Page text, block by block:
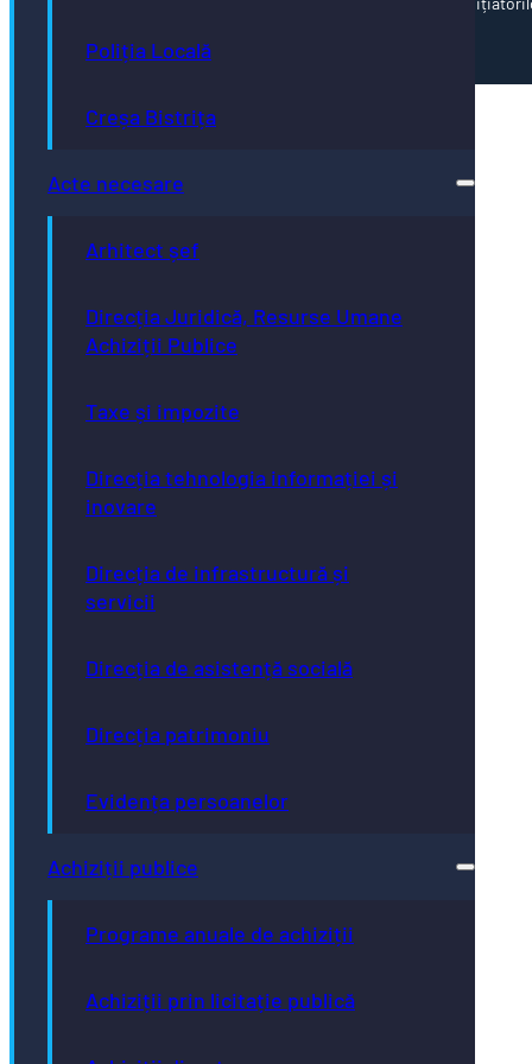
Poliția Locală
Creșa Bistrița
Acte necesare
Arhitect șef
Direcția Juridică, Resurse Umane
Achiziții Publice
Taxe și impozite
Direcția tehnologia informației și
inovare
Direcția de infrastructură și
servicii
Direcția de asistență socială
Direcția patrimoniu
Evidența persoanelor
Achiziții publice
Programe anuale de achiziții
Achiziții prin licitație publică